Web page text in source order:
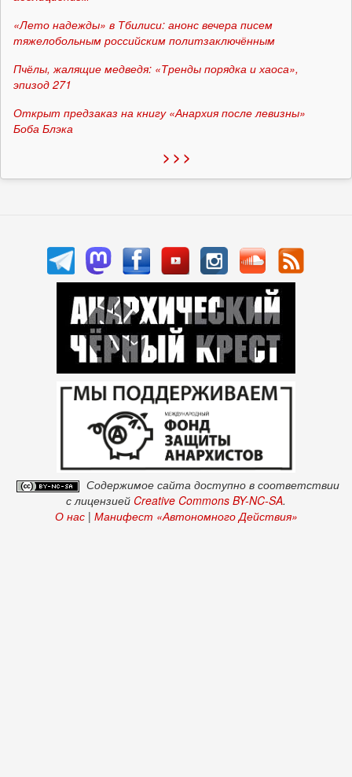
«Лето надежды» в Тбилиси: анонс вечера писем
тяжелобольным российским политзаключённым
Пчёлы, жалящие медведя: «Тренды порядка и хаоса»,
эпизод 271
Открыт предзаказ на книгу «Анархия после левизны»
Боба Блэка
> > >
Содержимое сайта доступно в соответствии
с лицензией Creative Commons BY-NC-SA.
О нас| Манифест «Автономного Действия»